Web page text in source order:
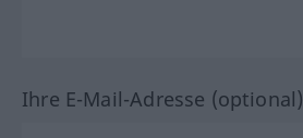
Ihre E-Mail-Adresse (optional)